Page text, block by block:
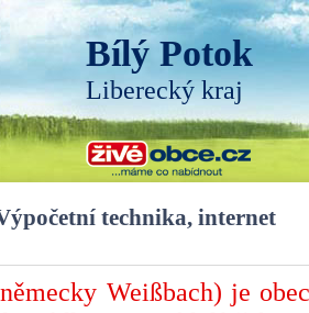
Bílý Potok
Liberecký kraj
technika, internet
Weißbach) je